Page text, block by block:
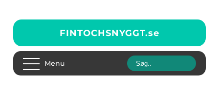
FINTOCHSNYGGT.se
Menu